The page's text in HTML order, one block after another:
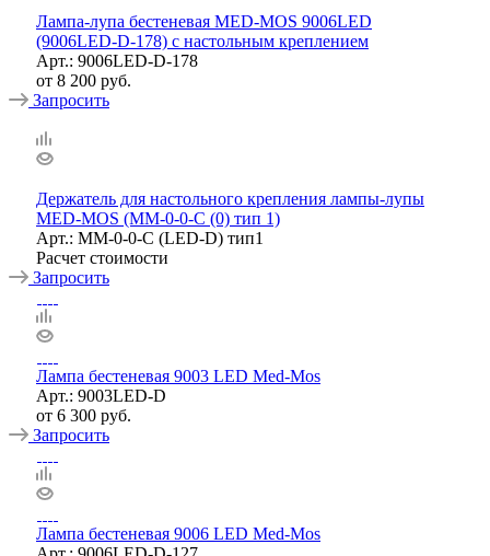
Лампа-лупа бестеневая MED-MOS 9006LED
(9006LED-D-178) с настольным креплением
Арт.: 9006LED-D-178
от 8 200 руб.
Запросить
Держатель для настольного крепления лампы-лупы
MED-MOS (ММ-0-0-С (0) тип 1)
Арт.: MM-0-0-С (LED-D) тип1
Расчет стоимости
Запросить
Лампа бестеневая 9003 LED Med-Mos
Арт.: 9003LED-D
от 6 300 руб.
Запросить
Лампа бестеневая 9006 LED Med-Mos